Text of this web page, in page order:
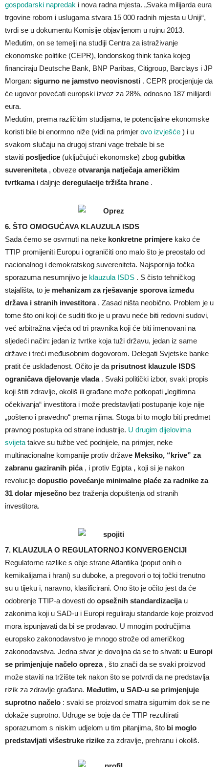
gospodarski napredak i nova radna mjesta. „Svaka milijarda eura
trgovine robom i uslugama stvara 15 000 radnih mjesta u Uniji“,
tvrdi se u dokumentu Komisije objavljenom u rujnu 2013.
Međutim, on se temelji na studiji Centra za istraživanje
ekonomske politike (CEPR), londonskog think tanka kojeg
financiraju Deutsche Bank, BNP Paribas, Citigroup, Barclays i JP
Morgan: sigurno ne jamstvo neovisnosti . CEPR procjenjuje da
će ugovor povećati europski izvoz za 28%, odnosno 187 milijardi
eura.
Međutim, prema različitim studijama, te potencijalne ekonomske
koristi bile bi enormno niže (vidi na primjer ovo izvješće ) i u
svakom slučaju na drugoj strani vage trebale bi se
staviti posljedice (uključujući ekonomske) zbog gubitka
suvereniteta, obveze otvaranja natječaja američkim
tvrtkamai daljnje deregulacije tržišta hrane .
6. ŠTO OMOGUĆAVA KLAUZULA ISDS
Sada ćemo se osvrnuti na neke konkretne primjere kako će
TTIP promijeniti Europu i ograničiti ono malo što je preostalo od
nacionalnog i demokratskog suvereniteta. Najspornija točka
sporazuma nesumnjivo je klauzula ISDS . S čisto tehničkog
stajališta, to je mehanizam za rješavanje sporova između
država i stranih investitora. Zasad ništa neobično. Problem je u
tome što oni koji će suditi tko je u pravu neće biti redovni sudovi,
već arbitražna vijeća od tri pravnika koji će biti imenovani na
sljedeći način: jedan iz tvrtke koja tuži državu, jedan iz same
države i treći međusobnim dogovorom. Delegati Svjetske banke
pratit će usklađenost. Očito je da prisutnost klauzule ISDS
ograničava djelovanje vlada. Svaki politički izbor, svaki propis
koji štiti zdravlje, okoliš ili građane može potkopati „legitimna
očekivanja“ investitora i može predstavljati postupanje koje nije
„pošteno i pravedno“ prema njima. Stoga bi to moglo biti predmet
pravnog postupka od strane industrije. U drugim dijelovima
svijetatakve su tužbe već podnijele, na primjer, neke
multinacionalne kompanije protiv države Meksiko, “krive” za
zabranu gaziranih pića, i protiv Egipta , koji si je nakon
revolucije dopustio povećanje minimalne plaće za radnike za
31 dolar mjesečno bez traženja dopuštenja od stranih
investitora.
7. KLAUZULA O REGULATORNOJ KONVERGENCIJI
Regulatorne razlike s obje strane Atlantika (poput onih o
kemikalijama i hrani) su duboke, a pregovori o toj točki trenutno
su u tijeku i, naravno, klasificirani. Ono što je očito jest da će
odobrenje TTIP-a dovesti do opsežnih standardizacijau
zakonima koji u SAD-u i Europi reguliraju standarde koje proizvod
mora ispunjavati da bi se prodavao. U mnogim područjima
europsko zakonodavstvo je mnogo strože od američkog
zakonodavstva. Jedna stvar je dovoljna da se to shvati: u Europi
se primjenjuje načelo opreza, što znači da se svaki proizvod
može staviti na tržište tek nakon što se potvrdi da ne predstavlja
rizik za zdravlje građana. Međutim, u SAD-u se primjenjuje
suprotno načelo : svaki se proizvod smatra sigurnim dok se ne
dokaže suprotno. Udruge se boje da će TTIP rezultirati
sporazumom s niskim udjelom u tim pitanjima, što bi moglo
predstavljati višestruke rizike za zdravlje, prehranu i okoliš.